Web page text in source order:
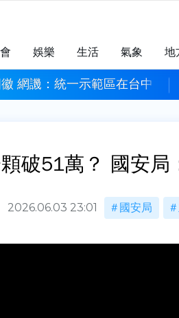
娛樂 生活 氣象 地
網譏：統一示範區在台中
破51萬？ 國安
2026.06.03 23:01 國安局